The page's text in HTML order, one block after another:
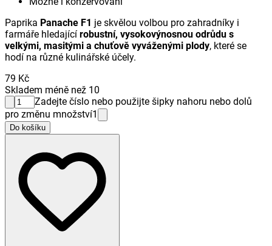
Paprika Panache F1 je skvělou volbou pro zahradníky i
farmáře hledající robustní, vysokovýnosnou odrůdu s
velkými, masitými a chuťově vyváženými plody, které se
hodí na různé kulinářské účely.
79 Kč
Skladem méně než 10
Zadejte číslo nebo použijte šipky nahoru nebo dolů
pro změnu množství1
Do košíku